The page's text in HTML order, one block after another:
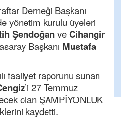
Derneği Başkanı
yönetim kurulu üyeleri
ŞendoğanveCihangir
Başkanı Mustafa
faaliyet raporunu sunan
’i 27 Temmuz
olan ŞAMPİYONLUK
kaydetti.